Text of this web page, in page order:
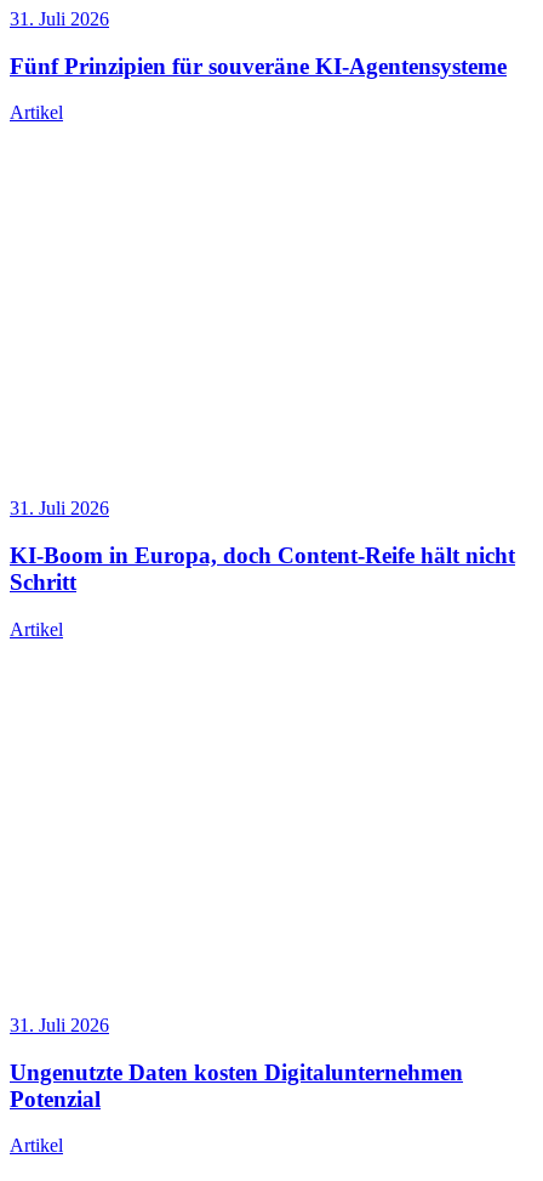
31. Juli 2026
Fünf Prinzipien für souveräne KI-Agentensysteme
Artikel
31. Juli 2026
KI-Boom in Europa, doch Content-Reife hält nicht
Schritt
Artikel
31. Juli 2026
Ungenutzte Daten kosten Digitalunternehmen
Potenzial
Artikel